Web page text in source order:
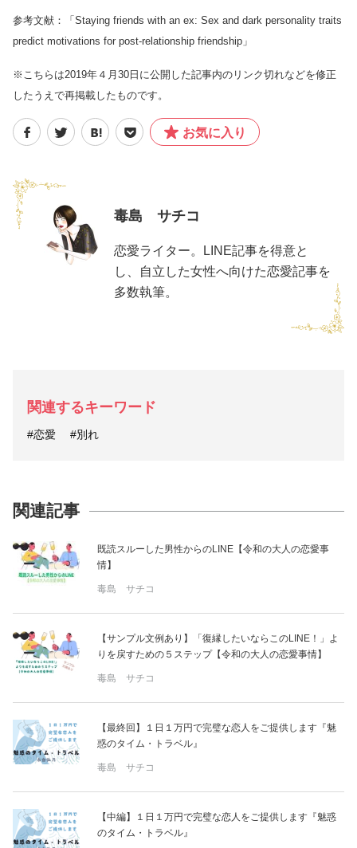
参考文献：「Staying friends with an ex: Sex and dark personality traits
predict motivations for post-relationship friendship」
※こちらは2019年４月30日に公開した記事内のリンク切れなどを修正
したうえで再掲載したものです。
お気に入り
毒島 サチコ
恋愛ライター。LINE記事を得意と
し、自立した女性へ向けた恋愛記事を
多数執筆。
関連するキーワード
#恋愛 #別れ
関連記事
既読スルーした男性からのLINE【令和の大人の恋愛事
情】
毒島 サチコ
【サンプル文例あり】「復縁したいならこのLINE！」よ
りを戻すための５ステップ【令和の大人の恋愛事情】
毒島 サチコ
【最終回】１日１万円で完璧な恋人をご提供します『魅
惑のタイム・トラベル』
毒島 サチコ
【中編】１日１万円で完璧な恋人をご提供します『魅惑
のタイム・トラベル』